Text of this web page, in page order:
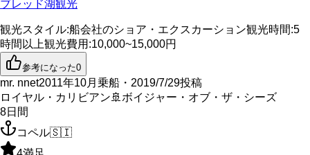
ブレッド湖観光
観光スタイル:船会社のショア・エクスカーション観光時間:5
時間以上観光費用 :10,000~15,000円
参考になった0
mr. nnet2011年10月乗船・2019/7/29投稿
ロイヤル・カリビアン 🚢 ボイジャー・オブ・ザ・シーズ
8日間
コペル🇸🇮